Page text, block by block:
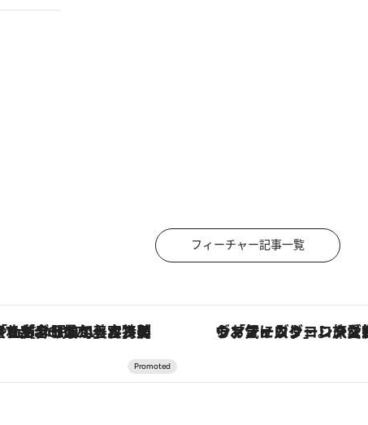
フィーチャー記事一覧
【銀座で出合う最旬美容】美髪ケアや上質な眠り…セルフケアのアップデートから、特別な名入れギフトまで。大人のための「ReFa GINZA」クルーズ